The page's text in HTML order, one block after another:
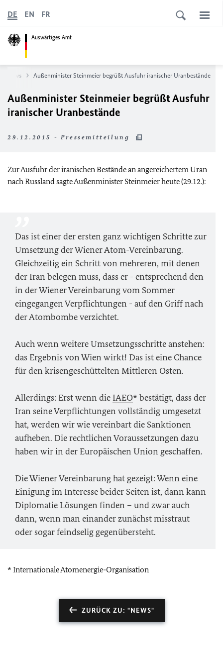
Auswärtiges Amt
DE EN FR
News Außenminister Steinmeier begrüßt Ausfuhr iranischer Uranbestände
Außenminister Steinmeier begrüßt Ausfuhr
iranischer Uranbestände
29.12.2015 - Pressemitteilung
Zur Ausfuhr der iranischen Bestände an angereichertem Uran
nach Russland sagte Außenminister Steinmeier heute (29.12.):
Das ist einer der ersten ganz wichtigen Schritte zur
Umsetzung der Wiener Atom-Vereinbarung.
Gleichzeitig ein Schritt von mehreren, mit denen
der Iran belegen muss, dass er - entsprechend den
in der Wiener Vereinbarung vom Sommer
eingegangen Verpflichtungen - auf den Griff nach
der Atombombe verzichtet.
Auch wenn weitere Umsetzungsschritte anstehen:
das Ergebnis von Wien wirkt! Das ist eine Chance
für den krisengeschüttelten Mittleren Osten.
Allerdings: Erst wenn die IAEO* bestätigt, dass der
Iran seine Verpflichtungen vollständig umgesetzt
hat, werden wir wie vereinbart die Sanktionen
aufheben. Die rechtlichen Voraussetzungen dazu
haben wir in der Europäischen Union geschaffen.
Die Wiener Vereinbarung hat gezeigt: Wenn eine
Einigung im Interesse beider Seiten ist, dann kann
Diplomatie Lösungen finden – und zwar auch
dann, wenn man einander zunächst misstraut
oder sogar feindselig gegenübersteht.
* Internationale Atomenergie-Organisation
ZURÜCK ZU: "NEWS"